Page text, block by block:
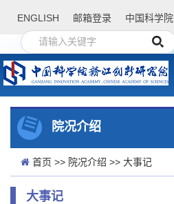
ENGLISH 邮箱登录 中国科学院
院况介绍
首页 >> 院况介绍 >> 大事记
大事记